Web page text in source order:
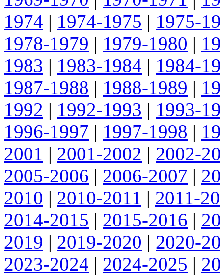
1974 | 1974-1975 | 1975-
1978-1979 | 1979-1980 |
1983 | 1983-1984 | 1984-
1987-1988 | 1988-1989 |
1992 | 1992-1993 | 1993-
1996-1997 | 1997-1998 |
2001 | 2001-2002 | 2002-
2005-2006 | 2006-2007 |
2010 | 2010-2011 | 2011-
2014-2015 | 2015-2016 |
2019 | 2019-2020 | 2020-
2023-2024 | 2024-2025 |